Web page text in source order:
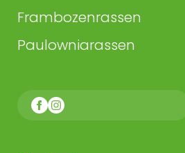
Paulowniarassen